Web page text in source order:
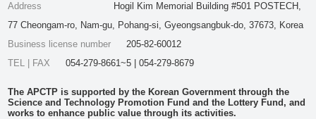
Address
Hogil Kim Memorial Building #501 POSTECH,
77 Cheongam-ro, Nam-gu, Pohang-si, Gyeongsangbuk-do, 37673, Korea
Business license number
205-82-60012
TEL | FAX
054-279-8661~5 | 054-279-8679
The APCTP is supported by the Korean Government through the
Science and Technology Promotion Fund and the Lottery Fund, and
works to enhance public value through its activities.